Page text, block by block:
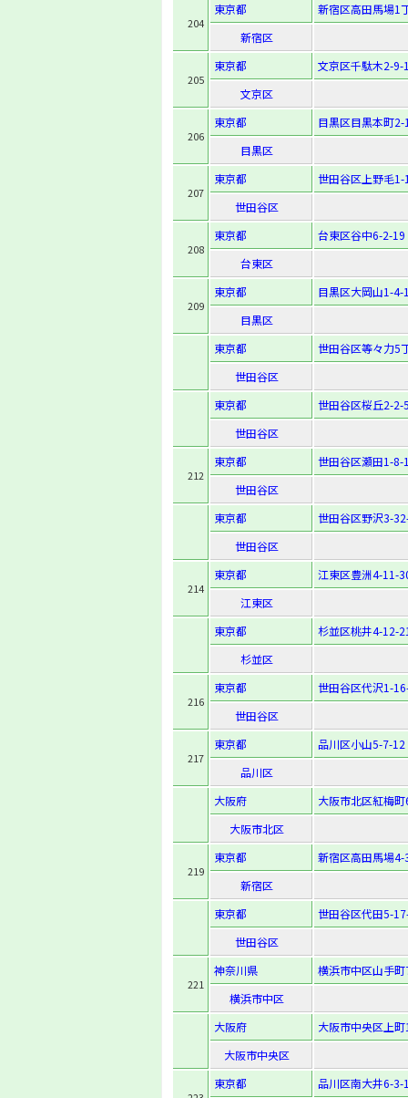
204
東京都
新宿区高田馬場1
新宿区
205
東京都
文京区千駄木2-9-
文京区
206
東京都
目黒区目黒本町
目黒区
207
東京都
世田谷区上野毛
世田谷区
208
東京都
台東区谷中6-2-19
台東区
209
東京都
目黒区大岡山1-4-
目黒区
東京都
世田谷区等々力5
世田谷区
東京都
世田谷区桜丘2-2-
世田谷区
212
東京都
世田谷区瀬田1-8-
世田谷区
東京都
世田谷区野沢3-
世田谷区
214
東京都
江東区豊洲4-11-
江東区
東京都
杉並区桃井4-12-
杉並区
216
東京都
世田谷区代沢1-
世田谷区
217
東京都
品川区小山5-7-12
品川区
大阪府
大阪市北区紅梅
大阪市北区
219
東京都
新宿区高田馬場
新宿区
東京都
世田谷区代田5-
世田谷区
221
神奈川県
横浜市中区山手
横浜市中区
大阪府
大阪市中央区上
大阪市中央区
東京都 品川区南大井6-3-